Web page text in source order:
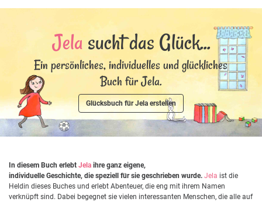
Jela sucht das Glück...
Ein persönliches, individuelles und glückliches
Buch für Jela.
Glücksbuch für Jela erstellen
In diesem Buch erlebt Jela ihre ganz eigene,
individuelle Geschichte, die speziell für sie geschrieben wurde. Jela ist die
Heldin dieses Buches und erlebt Abenteuer, die eng mit ihrem Namen
verknüpft sind. Dabei begegnet sie vielen interessanten Menschen, die alle auf